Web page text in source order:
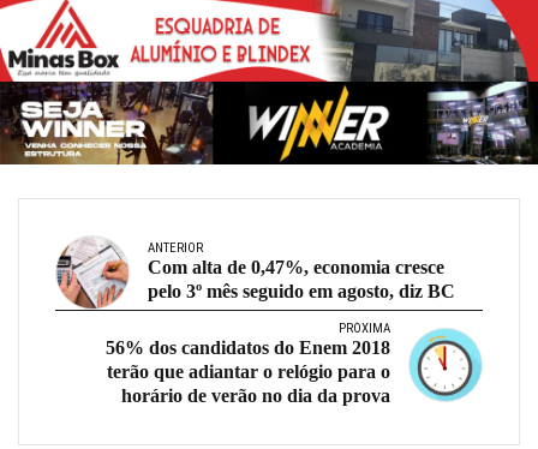
ANTERIOR
Com alta de 0,47%, economia cresce
pelo 3º mês seguido em agosto, diz BC
PRÓXIMA
56% dos candidatos do Enem 2018
terão que adiantar o relógio para o
horário de verão no dia da prova